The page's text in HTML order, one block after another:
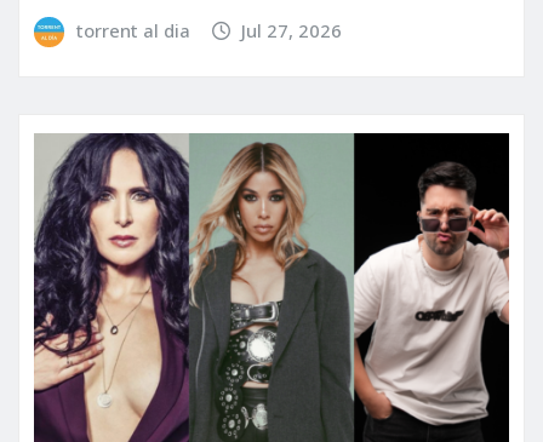
torrent al dia Jul 27, 2026